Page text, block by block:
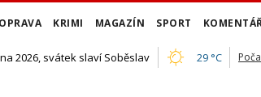
KRIMI MAGAZÍN SPORT
2026, svátek slaví Soběslav 29 °C